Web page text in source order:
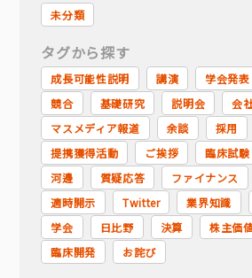
未分類
タグから探す
成長可能性説明 講演 学会発表
競合
基礎研究 説明会
会
マスメディア報道
余談 採用
提携獲得活動
ご挨拶 臨床試験
河邊
質疑応答 ファイナンス
適時開示
Twitter 業界知識
学会
日比野 決算 株主価
臨床開発
お詫び